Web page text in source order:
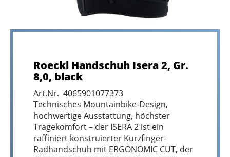
Roeckl Handschuh Isera 2, Gr.
8,0, black
Art.Nr. 4065901077373
Technisches Mountainbike-Design,
hochwertige Ausstattung, höchster
Tragekomfort – der ISERA 2 ist ein
raffiniert konstruierter Kurzfinger-
Radhandschuh mit ERGONOMIC CUT, der